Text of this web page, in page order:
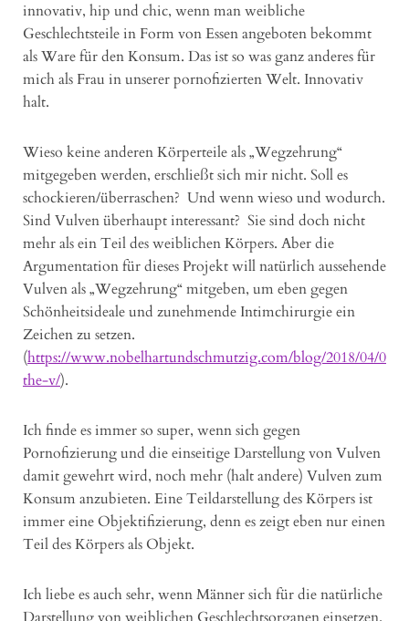
innovativ, hip und chic, wenn man weibliche
Geschlechtsteile in Form von Essen angeboten bekommt
als Ware für den Konsum. Das ist so was ganz anderes für
mich als Frau in unserer pornofizierten Welt. Innovativ
halt.
Wieso keine anderen Körperteile als „Wegzehrung“
mitgegeben werden, erschließt sich mir nicht. Soll es
schockieren/überraschen? Und wenn wieso und wodurch.
Sind Vulven überhaupt interessant? Sie sind doch nicht
mehr als ein Teil des weiblichen Körpers. Aber die
Argumentation für dieses Projekt will natürlich aussehende
Vulven als „Wegzehrung“ mitgeben, um eben gegen
Schönheitsideale und zunehmende Intimchirurgie ein
Zeichen zu setzen.
(https://www.nobelhartundschmutzig.com/blog/2018/04/09/
the-v/).
Ich finde es immer so super, wenn sich gegen
Pornofizierung und die einseitige Darstellung von Vulven
damit gewehrt wird, noch mehr (halt andere) Vulven zum
Konsum anzubieten. Eine Teildarstellung des Körpers ist
immer eine Objektifizierung, denn es zeigt eben nur einen
Teil des Körpers als Objekt.
Ich liebe es auch sehr, wenn Männer sich für die natürliche